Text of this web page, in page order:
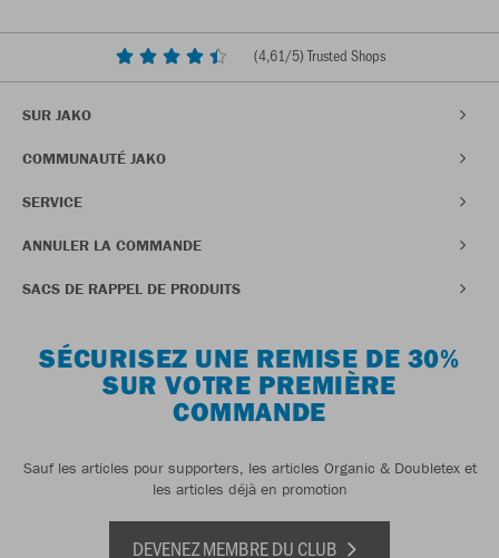
(4,61/5) Trusted Shops
SUR JAKO
COMMUNAUTÉ JAKO
SERVICE
ANNULER LA COMMANDE
SACS DE RAPPEL DE PRODUITS
SÉCURISEZ UNE REMISE DE 30%
SUR VOTRE PREMIÈRE
COMMANDE
Sauf les articles pour supporters, les articles Organic & Doubletex et
les articles déjà en promotion
DEVENEZ MEMBRE DU CLUB